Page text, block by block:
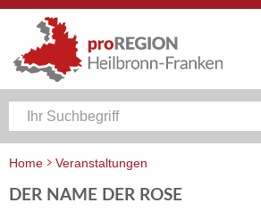
Home
Veranstaltungen
DER NAME DER ROSE